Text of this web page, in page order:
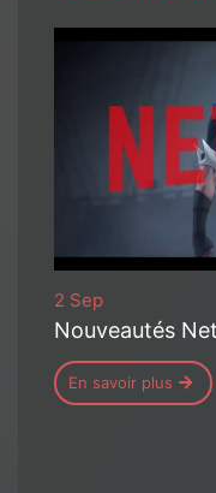
2 Sep
Nouveautés
En savoir plus